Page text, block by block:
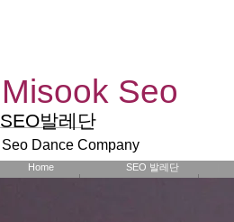
Misook Seo​
SEO발레단
Seo Dance Company
ACCUEIL LA COMPAGNIE
Home SEO 발레단